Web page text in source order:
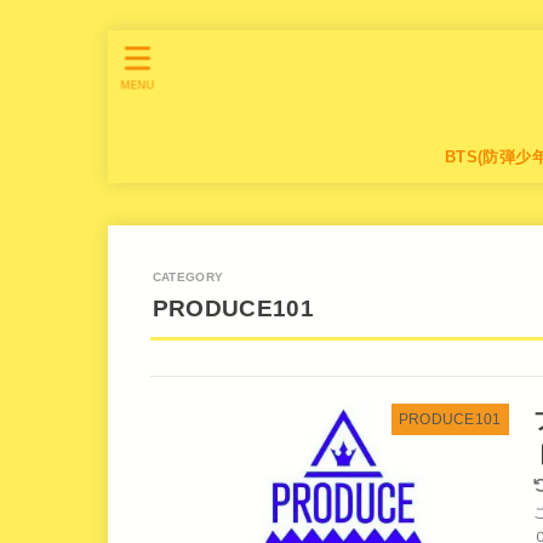
BTS(防弾少
MENU
PRODUCE101
PRODUCE101